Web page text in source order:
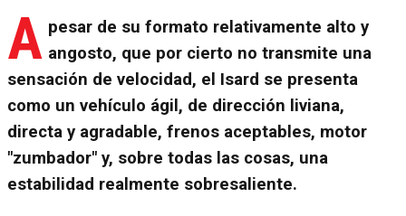
A pesar de su formato relativamente alto y
angosto, que por cierto no transmite una
sensación de velocidad, el Isard se presenta
como un vehículo ágil, de dirección liviana,
directa y agradable, frenos aceptables, motor
"zumbador" y, sobre todas las cosas, una
estabilidad realmente sobresaliente.